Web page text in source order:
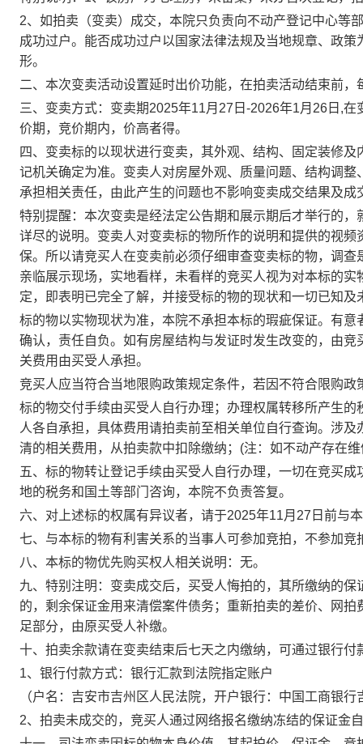
2、如拍卖（变卖）成交，本院只负责向不动产登记中心等
成功过户。能否成功过户以国家法律法规及当地规章、政
形。
二、本次变卖活动设置延时出价功能，在拍卖活动结束前，
三、变卖方式： 变卖期2025年11月 27 日 -2026年1月 26 日 ,在
价期，竞价期内，价高者得。
四、变卖标的以现状进行变卖，其外观、结构、固定装修
记机关确定为准。变卖人对房屋外观、质量问题、结构调
承担相关责任，由此产生的问题也不影响变卖成交结果及成
特别提醒：本次变卖是经法定公告期和展示期后才举行的
详尽的说明。变卖人对变卖标的物所作的说明和提供的视
保。所以请竞买人在变卖前必须仔细审查变卖标的物，调
亲临展示现场，实地看样，未看样的竞买人视为对本标的
定，即表明已完全了解，并接受标的物的现状和一切已知及
标的物以实物现状为准，本院不承担本标的瑕疵保证。有
确认，责任自负。如有房屋结构与发证时发生改变的，由
关费用由买受人承担。
竞买人应当符合当地限购政策规定条件，若因不符合限购
标的物交付手续由买受人自行办理；办理权属转移所产生
人各自承担，具体费用请拍卖前至相关单位自行查询。涉
清的相关费用，从拍卖款中扣除缴纳； (注：如不动产存在
五、标的物转让登记手续由买受人自行办理，一切在竞买
地的税务和国土等部门咨询，本院不负责答复。
六、对上述标的权属有异议者，请于2025年11月 27 日前与
七、与本标的物有利害关系的当事人可参加竞拍，不参加
八、本标的物优先购买权人相关说明：无。
九、 特别注明：变卖成交后，买受人悔拍的，其所缴纳的
的，剩余保证金用来清偿案件债务；重新拍卖的差价、网
足部分，由原买受人补缴。
十、拍卖余款请在变卖结束后七天之内缴纳，可通过银行付
1、银行付款方式：银行汇款到法院指定账户
（户名：吉安市吉州区人民法院，开户银行：中国工商银
2、拍卖未成交的，竞买人通过网络报名缴纳冻结的保证金